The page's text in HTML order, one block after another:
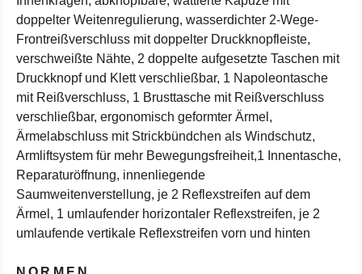
doppelter Weitenregulierung, wasserdichter 2-Wege-
Frontreißverschluss mit doppelter Druckknopfleiste,
verschweißte Nähte, 2 doppelte aufgesetzte Taschen mit
Druckknopf und Klett verschließbar, 1 Napoleontasche
mit Reißverschluss, 1 Brusttasche mit Reißverschluss
verschließbar, ergonomisch geformter Ärmel,
Ärmelabschluss mit Strickbündchen als Windschutz,
Armliftsystem für mehr Bewegungsfreiheit,1 Innentasche,
Reparaturöffnung, innenliegende
Saumweitenverstellung, je 2 Reflexstreifen auf dem
Ärmel, 1 umlaufender horizontaler Reflexstreifen, je 2
umlaufende vertikale Reflexstreifen vorn und hinten